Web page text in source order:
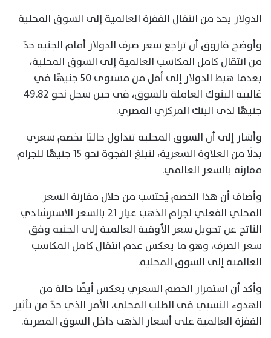
الدولار يحد من انتقال القفزة العالمية إلى السوق المحلية
وأوضح فاروق أن تراجع سعر صرف الدولار أمام الجنيه حدّ
من انتقال كامل المكاسب العالمية إلى السوق المحلية،
بعدما هبط الدولار إلى أقل من مستوى 50 جنيهًا في
غالبية البنوك العاملة بالسوق، في حين سجل نحو 49.82
جنيهًا لدى البنك المركزي المصري.
وأشار إلى أن السوق المحلية تتداول حاليًا بخصم سعري
بدلًا من العلاوة السعرية، لتبلغ الفجوة نحو 15 جنيهًا للجرام
مقارنة بالسعر العالمي.
وأضاف أن هذا الخصم يُحتسب من خلال مقارنة السعر
المحلي الفعلي لجرام الذهب عيار 21 بالسعر الاسترشادي
الناتج عن تحويل سعر الأوقية العالمية إلى الجنيه وفق
سعر الصرف، وهو ما يعكس عدم انتقال كامل المكاسب
العالمية إلى السوق المحلية.
وأكد أن استمرار الخصم السعري يعكس أيضًا حالة من
الهدوء النسبي في الطلب المحلي، الأمر الذي حدّ من تأثير
القفزة العالمية على أسعار الذهب داخل السوق المصرية.